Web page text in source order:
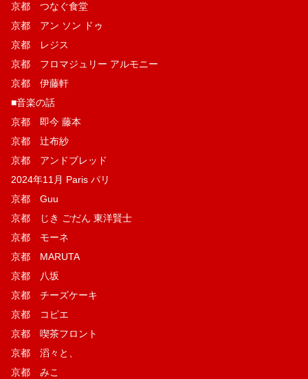
京都 つなぐ食堂
京都 アン ソン ドゥ
京都 レジス
京都 フロマジュリー アルモニー
京都 伊藤軒
■音楽の話
京都 即今 藤本
京都 辻布紗
京都 アンドブレッド
2024年11月 Paris パリ
京都 Guu
京都 じき ごだん 東洋賢士
京都 モーネ
京都 MARUTA
京都 八坂
京都 チーズケーキ
京都 コピエ
京都 喫茶フロント
京都 滔々と、
京都 みこ